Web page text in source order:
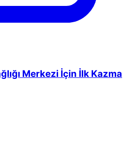
Merkezi İçin İlk Kazma